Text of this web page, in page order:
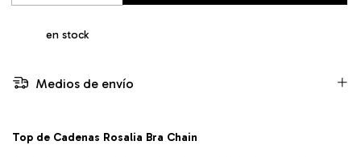
en stock
Medios de envío
Top de Cadenas Rosalia Bra Chain